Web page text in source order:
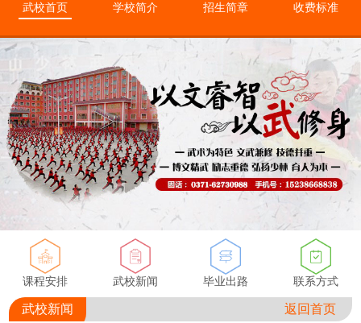
武校首页 学校简介 招生简章 收费标准
课程安排 武校新闻 毕业出路 联系方式
武校新闻 返回首页